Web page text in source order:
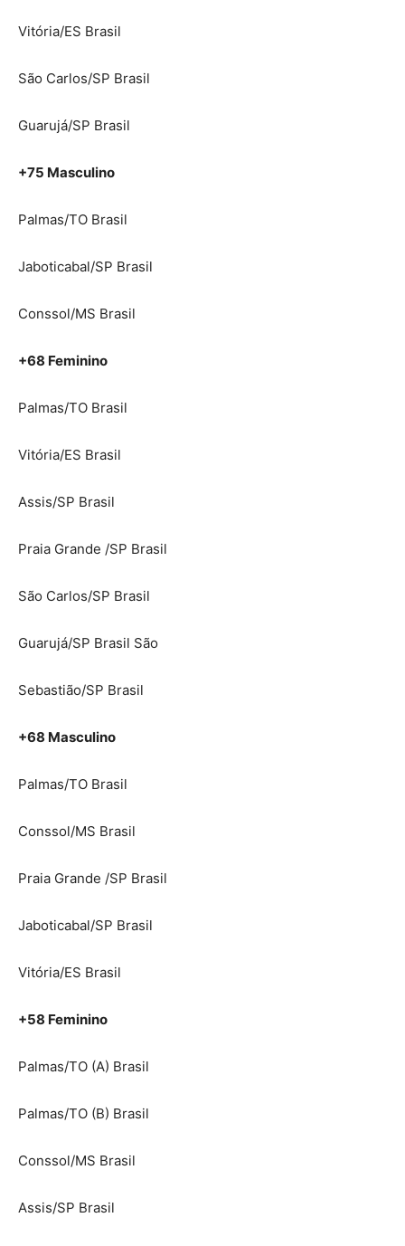
Vitória/ES Brasil
São Carlos/SP Brasil
Guarujá/SP Brasil
+75 Masculino
Palmas/TO Brasil
Jaboticabal/SP Brasil
Conssol/MS Brasil
+68 Feminino
Palmas/TO Brasil
Vitória/ES Brasil
Assis/SP Brasil
Praia Grande /SP Brasil
São Carlos/SP Brasil
Guarujá/SP Brasil São
Sebastião/SP Brasil
+68 Masculino
Palmas/TO Brasil
Conssol/MS Brasil
Praia Grande /SP Brasil
Jaboticabal/SP Brasil
Vitória/ES Brasil
+58 Feminino
Palmas/TO (A) Brasil
Palmas/TO (B) Brasil
Conssol/MS Brasil
Assis/SP Brasil